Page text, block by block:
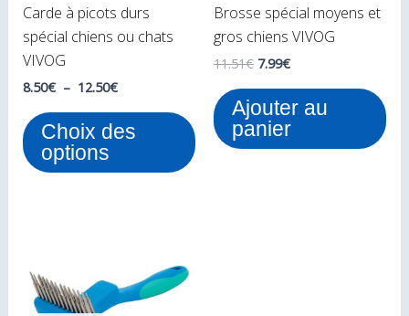
Carde à picots durs
spécial chiens ou chats
VIVOG
8.50€ – 12.50€
Choix des
options
être
choisies
sur
page
du
Brosse spécial moyens et
gros chiens VIVOG
11.51€ 7.99€
Ajouter au
panier